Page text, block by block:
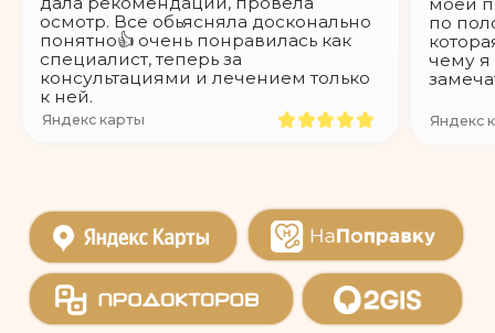
Все права защищены. Материалы сайта носят
информационный характер и не являются медицинской
консультацией и публичной офертой.Цены на сайте
могут отличаться от цен в Клинике и не являются
публичной офертой согласно ст. 437 (2) ГК РФ
КРАСОТЫ"
ИНН:2635256320.
ОГРН:1232600001699
противопоказания,
необходима
консультация
специалиста